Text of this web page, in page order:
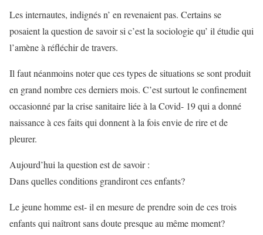
Les internautes, indignés n’ en revenaient pas. Certains se
posaient la question de savoir si c’est la sociologie qu’ il étudie qui
l’amène à réfléchir de travers.
Il faut néanmoins noter que ces types de situations se sont produit
en grand nombre ces derniers mois. C’est surtout le confinement
occasionné par la crise sanitaire liée à la Covid- 19 qui a donné
naissance à ces faits qui donnent à la fois envie de rire et de
pleurer.
Aujourd’hui la question est de savoir :
Dans quelles conditions grandiront ces enfants?
Le jeune homme est- il en mesure de prendre soin de ces trois
enfants qui naîtront sans doute presque au même moment?